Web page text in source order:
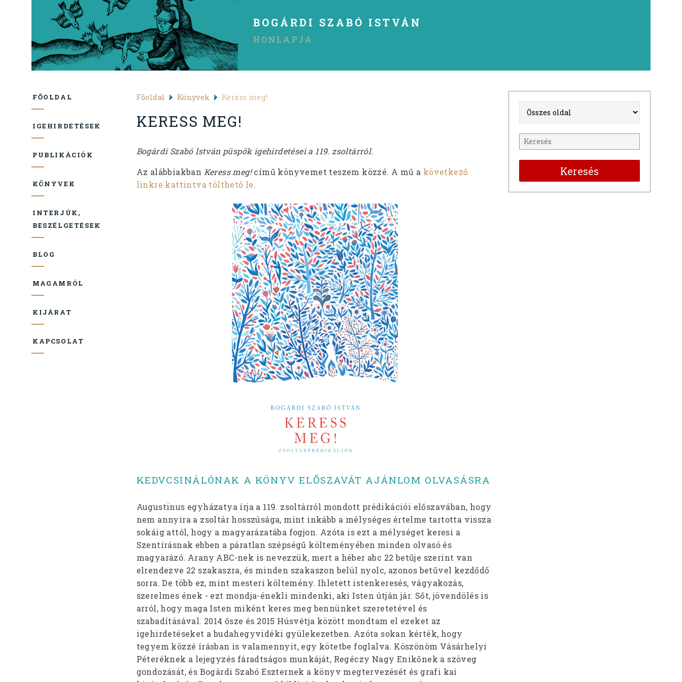
BOGÁRDI SZABÓ ISTVÁN
HONLAPJA
FŐOLDAL
IGEHIRDETÉSEK
PUBLIKÁCIÓK
KÖNYVEK
INTERJÚK,
BESZÉLGETÉSEK
BLOG
MAGAMRÓL
KIJÁRAT
KAPCSOLAT
Főoldal Könyvek Keress meg!
KERESS MEG!
Bogárdi Szabó István püspök igehirdetései a 119. zsoltárról.
Az alábbiakban Keress meg!című könyvemet teszem közzé. A mű a következő
linkre kattintva tölthető le.
KEDVCSINÁLÓNAK A KÖNYV ELŐSZAVÁT AJÁNLOM OLVASÁSRA
Augustinus egyházatya írja a 119. zsoltárról mondott prédikációi előszavában, hogy
nem annyira a zsoltár hosszúsága, mint inkább a mélységes értelme tartotta vissza
sokáig attól, hogy a magyarázatába fogjon. Azóta is ezt a mélységet keresi a
Szentírásnak ebben a páratlan szépségű költeményében minden olvasó és
magyarázó. Arany ABC-nek is nevezzük, mert a héber abc 22 betűje szerint van
elrendezve 22 szakaszra, és minden szakaszon belül nyolc, azonos betűvel kezdődő
sorra. De több ez, mint mesteri költemény. Ihletett istenkeresés, vágyakozás,
szerelmes ének - ezt mondja-énekli mindenki, aki Isten útján jár. Sőt, jövendölés is
arról, hogy maga Isten miként keres meg bennünket szeretetével és
szabadításával. 2014 ősze és 2015 Húsvétja között mondtam el ezeket az
igehirdetéseket a budahegyvidéki gyülekezetben. Azóta sokan kérték, hogy
tegyem közzé írásban is valamennyit, egy kötetbe foglalva. Köszönöm Vásárhelyi
Péteréknek a lejegyzés fáradtságos munkáját, Regéczy Nagy Enikőnek a szöveg
gondozását, és Bogárdi Szabó Eszternek a könyv megtervezését és grafi kai
Keresés